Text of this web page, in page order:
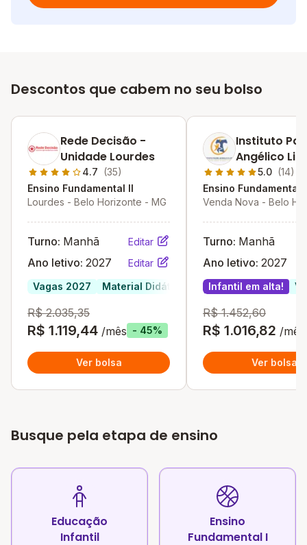
Descontos que cabem no seu bolso
Rede Decisão -
Unidade Lourdes
4.7 (35)
Ensino Fundamental II
Lourdes - Belo Horizonte - MG
Turno: Manhã Editar
Ano letivo: 2027
Editar
Vagas 2027
Material Didático Incluso Infantil em
R$ 2.035,35
R$ 1.119,44 /mês - 45%
Ver bolsa
Instituto
Angélico
5.0 (14)
Ensino Fundamental
Venda Nova - Belo
Turno: Manhã
Ano letivo: 2027
Infantil em alta!
R$ 1.452,60
R$ 1.016,82 /mês
Ver bolsa
Busque pela etapa de ensino
Educação
Infantil
Ensino
Fundamental I